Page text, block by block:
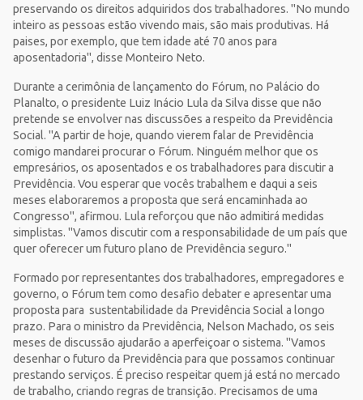
preservando os direitos adquiridos dos trabalhadores. "No mundo
inteiro as pessoas estão vivendo mais, são mais produtivas. Há
paises, por exemplo, que tem idade até 70 anos para
aposentadoria", disse Monteiro Neto.
Durante a cerimônia de lançamento do Fórum, no Palácio do
Planalto, o presidente Luiz Inácio Lula da Silva disse que não
pretende se envolver nas discussões a respeito da Previdência
Social. "A partir de hoje, quando vierem falar de Previdência
comigo mandarei procurar o Fórum. Ninguém melhor que os
empresários, os aposentados e os trabalhadores para discutir a
Previdência. Vou esperar que vocês trabalhem e daqui a seis
meses elaboraremos a proposta que será encaminhada ao
Congresso", afirmou. Lula reforçou que não admitirá medidas
simplistas. "Vamos discutir com a responsabilidade de um país que
quer oferecer um futuro plano de Previdência seguro."
Formado por representantes dos trabalhadores, empregadores e
governo, o Fórum tem como desafio debater e apresentar uma
proposta para sustentabilidade da Previdência Social a longo
prazo. Para o ministro da Previdência, Nelson Machado, os seis
meses de discussão ajudarão a aperfeiçoar o sistema. "Vamos
desenhar o futuro da Previdência para que possamos continuar
prestando serviços. É preciso respeitar quem já está no mercado
de trabalho, criando regras de transição. Precisamos de uma